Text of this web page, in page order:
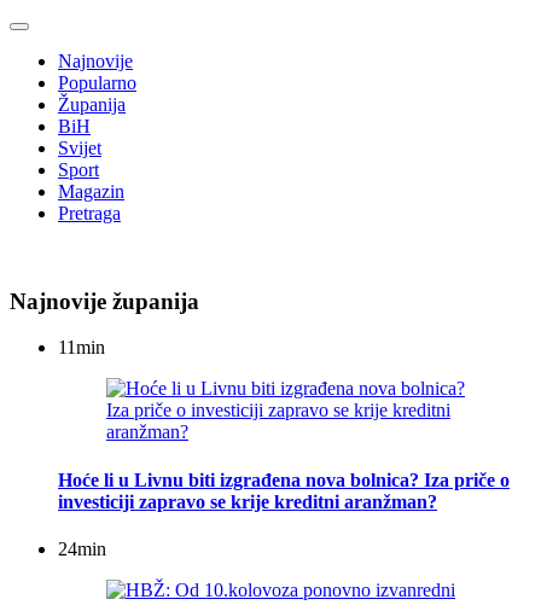
Najnovije
Popularno
Županija
BiH
Svijet
Sport
Magazin
Pretraga
Najnovije županija
11min
Hoće li u Livnu biti izgrađena nova bolnica? Iza priče o
investiciji zapravo se krije kreditni aranžman?
24min